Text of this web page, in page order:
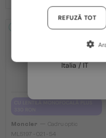
Moncler
Cadru optic
ML5197 - 021 - 54
Austria / AT
Germania / DE
Franța / FR
Italia / IT
REFUZĂ TOT